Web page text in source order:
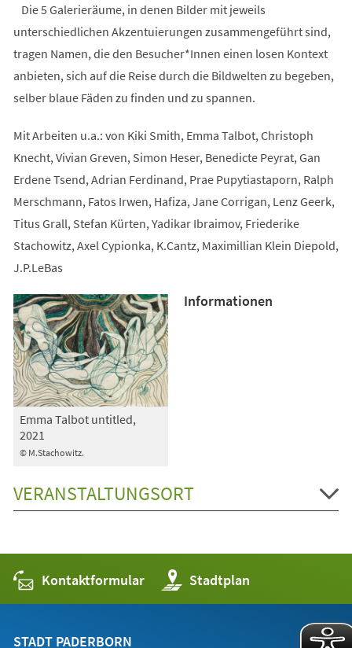
Die 5 Galerieräume, in denen Bilder mit jeweils
unterschiedlichen Akzentuierungen zusammengeführt sind,
tragen Namen, die den Besucher*Innen einen losen Kontext
anbieten, sich auf die Reise durch die Bildwelten zu begeben,
selber blaue Fäden zu finden und zu spannen.
Mit Arbeiten u.a.: von Kiki Smith, Emma Talbot, Christoph
Knecht, Vivian Greven, Simon Heser, Benedicte Peyrat, Gan
Erdene Tsend, Adrian Ferdinand, Prae Pupytiastaporn, Ralph
Merschmann, Fatos Irwen, Hafiza, Jane Corrigan, Lenz Geerk,
Titus Grall, Stefan Kürten, Yadikar Ibraimov, Friederike
Stachowitz, Axel Cypionka, K.Cantz, Maximillian Klein Diepold,
J.P.LeBas
© M.Stachowitz.
Emma Talbot untitled,
2021
Informationen
VERANSTALTUNGSORT
Kontaktformular Stadtplan
(Öffnet
in
einem
STADT PADERBORN